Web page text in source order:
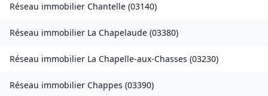
Réseau immobilier Chantelle (03140)
Réseau immobilier La Chapelaude (03380)
Réseau immobilier La Chapelle-aux-Chasses (03230)
Réseau immobilier Chappes (03390)